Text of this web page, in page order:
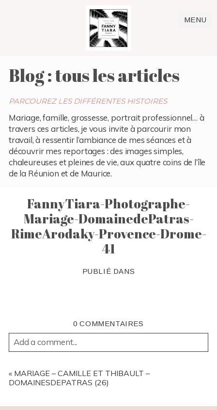
MENU
Blog : tous les articles
PARCOUREZ LES DIFFÉRENTES HISTOIRES
Mariage, famille, grossesse, portrait professionnel… à
travers ces articles, je vous invite à parcourir mon
travail, à ressentir l’ambiance de mes séances et à
découvrir mes reportages : des images simples,
chaleureuses et pleines de vie, aux quatre coins de l’île
de la Réunion et de Maurice.
FannyTiara-Photographe-
Mariage-DomainedePatras-
RimeArodaky-Provence-Drome-
41
PUBLIÉ DANS
0 COMMENTAIRES
Add a comment...
REQUIRED FIELDS ARE MARKED *
« MARIAGE – CAMILLE ET THIBAULT –
DOMAINESDEPATRAS (26)